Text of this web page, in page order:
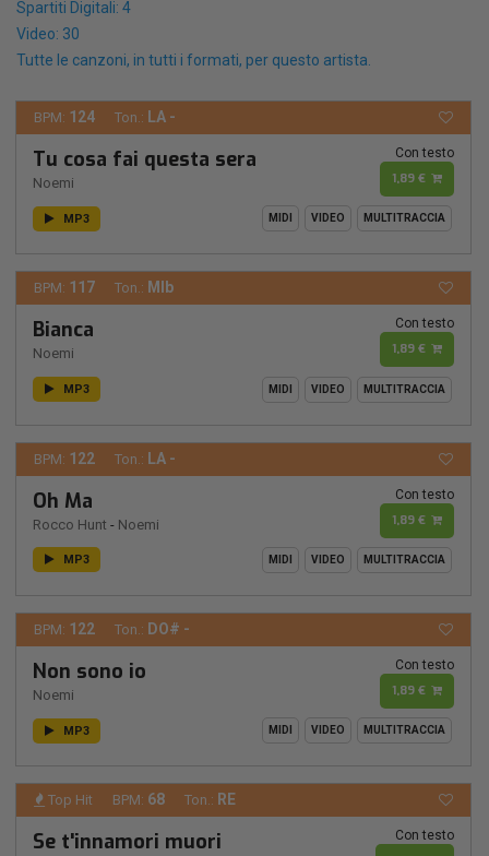
Spartiti Digitali: 4
Video: 30
Tutte le canzoni, in tutti i formati, per questo artista.
BPM: 124 Ton.: LA -
Tu cosa fai questa sera
Noemi
Con testo
1,89 €
MP3 MIDI VIDEO MULTITRACCIA
BPM: 117 Ton.: MIb
Bianca
Noemi
Con testo
1,89 €
MP3 MIDI VIDEO MULTITRACCIA
BPM: 122 Ton.: LA -
Oh Ma
Rocco Hunt - Noemi
Con testo
1,89 €
MP3 MIDI VIDEO MULTITRACCIA
BPM: 122 Ton.: DO# -
Non sono io
Noemi
Con testo
1,89 €
MP3 MIDI VIDEO MULTITRACCIA
Top Hit BPM: 68 Ton.: RE
Se t'innamori muori Con testo